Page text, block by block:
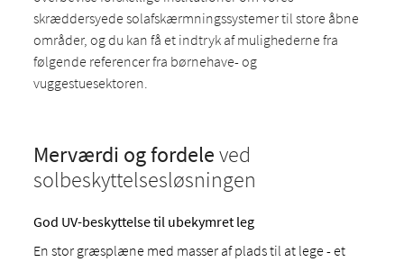
skræddersyede solafskærmningssystemer til store åbne
områder, og du kan få et indtryk af mulighederne fra
følgende referencer fra børnehave- og
vuggestuesektoren.
Merværdi og fordeleved
solbeskyttelsesløsningen
God UV-beskyttelse til ubekymret leg
En stor græsplæne med masser af plads til at lege - et